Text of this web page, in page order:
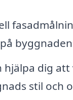
hjälpa dig
stil och